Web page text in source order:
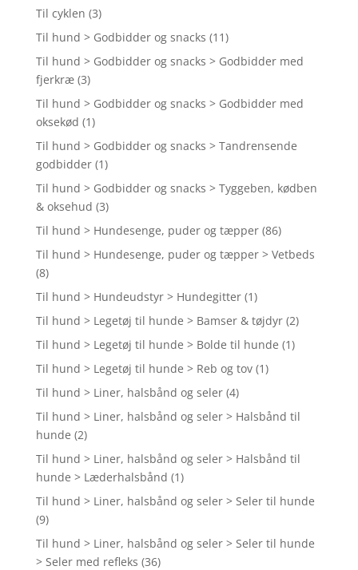
Til cyklen (3)
Til hund > Godbidder og snacks (11)
Til hund > Godbidder og snacks > Godbidder med
fjerkræ (3)
Til hund > Godbidder og snacks > Godbidder med
oksekød (1)
Til hund > Godbidder og snacks > Tandrensende
godbidder (1)
Til hund > Godbidder og snacks > Tyggeben, kødben
& oksehud (3)
Til hund > Hundesenge, puder og tæpper (86)
Til hund > Hundesenge, puder og tæpper > Vetbeds
(8)
Til hund > Hundeudstyr > Hundegitter (1)
Til hund > Legetøj til hunde > Bamser & tøjdyr (2)
Til hund > Legetøj til hunde > Bolde til hunde (1)
Til hund > Legetøj til hunde > Reb og tov (1)
Til hund > Liner, halsbånd og seler (4)
Til hund > Liner, halsbånd og seler > Halsbånd til
hunde (2)
Til hund > Liner, halsbånd og seler > Halsbånd til
hunde > Læderhalsbånd (1)
Til hund > Liner, halsbånd og seler > Seler til hunde
(9)
Til hund > Liner, halsbånd og seler > Seler til hunde
> Seler med refleks (36)